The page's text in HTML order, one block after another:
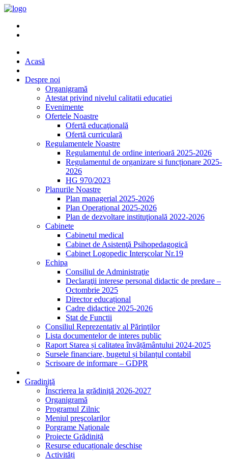
Acasă
Despre noi
Organigramă
Atestat privind nivelul calitatii educatiei
Evenimente
Ofertele Noastre
Ofertă educaţională
Ofertă curriculară
Regulamentele Noastre
Regulamentul de ordine interioară 2025-2026
Regulamentul de organizare si funcționare 2025-
2026
HG 970/2023
Planurile Noastre
Plan managerial 2025-2026
Plan Operațional 2025-2026
Plan de dezvoltare instituţională 2022-2026
Cabinete
Cabinetul medical
Cabinet de Asistenţă Psihopedagogică
Cabinet Logopedic Interşcolar Nr.19
Echipa
Consiliul de Administraţie
Declaraţii interese personal didactic de predare –
Octombrie 2025
Director educațional
Cadre didactice 2025-2026
Stat de Functii
Consiliul Reprezentativ al Părinţilor
Lista documentelor de interes public
Raport Starea și calitatea învățământului 2024-2025
Sursele financiare, bugetul și bilanțul contabil
Scrisoare de informare – GDPR
Gradiniţă
Înscrierea la grădiniţă 2026-2027
Organigramă
Programul Zilnic
Meniul preşcolarilor
Porgrame Naționale
Proiecte Grădiniță
Resurse educaționale deschise
Activități